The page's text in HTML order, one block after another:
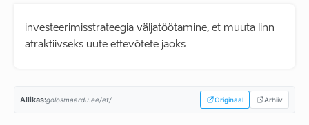
investeerimisstrateegia väljatöötamine, et muuta linn
atraktiivseks uute ettevõtete jaoks
Allikas:golosmaardu.ee/et/ Originaal Arhiiv